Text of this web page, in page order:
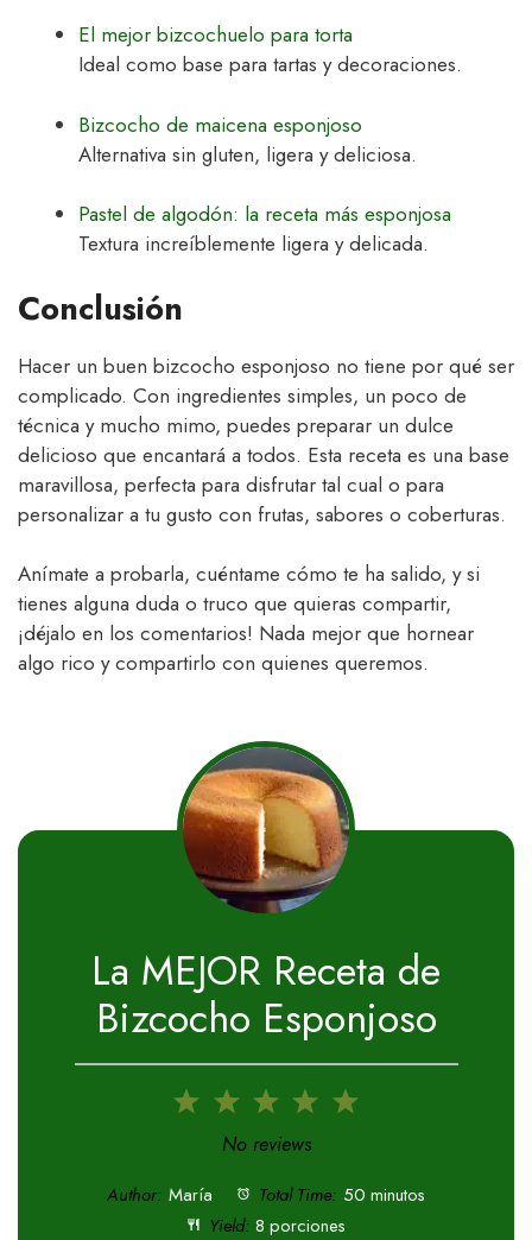
El mejor bizcochuelo para torta
Ideal como base para tartas y decoraciones.
Bizcocho de maicena esponjoso
Alternativa sin gluten, ligera y deliciosa.
Pastel de algodón: la receta más esponjosa
Textura increíblemente ligera y delicada.
Conclusión
Hacer un buen bizcocho esponjoso no tiene por qué ser
complicado. Con ingredientes simples, un poco de
técnica y mucho mimo, puedes preparar un dulce
delicioso que encantará a todos. Esta receta es una base
maravillosa, perfecta para disfrutar tal cual o para
personalizar a tu gusto con frutas, sabores o coberturas.
Anímate a probarla, cuéntame cómo te ha salido, y si
tienes alguna duda o truco que quieras compartir,
¡déjalo en los comentarios! Nada mejor que hornear
algo rico y compartirlo con quienes queremos.
La MEJOR Receta de
Bizcocho Esponjoso
5
4
3
Stars
2
Stars
1
Star
No reviews
Author: María Total Time: 50 minutos
Yield: 8 porciones